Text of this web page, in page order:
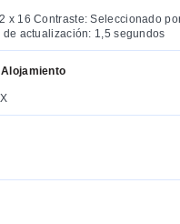
el usuario, 5
de actualización: 1,5 segundos